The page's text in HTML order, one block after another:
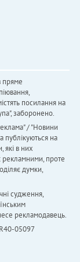
пряме
посилання на
заборонено.
/ "Новини
публікуються на
які в них
проте
думки,
судження,
рекламодавець.
05097